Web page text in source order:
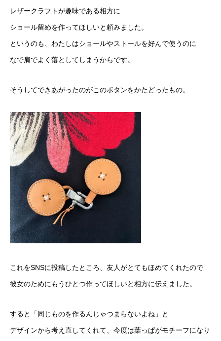
レザークラフトが趣味である相方に
ショール留めを作ってほしいと頼みました。
というのも、わたしはショールやストールを好んで使うのに
なで肩でよく落としてしまうからです。
そうしてできあがったのがこのボタンをかたどったもの。
これをSNSに投稿したところ、友人がとてもほめてくれたので
彼女のためにもうひとつ作ってほしいと相方に伝えました。
すると「同じものを作るんじゃつまらないよね」と
デザインから考え直してくれて、今度は葉っぱがモチーフになり